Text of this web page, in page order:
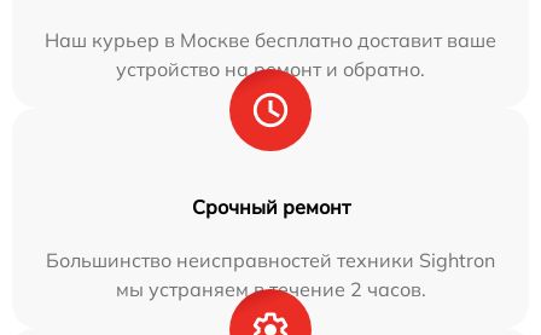
Наш курьер в Москве бесплатно доставит ваше
устройство на ремонт и обратно.
Срочный ремонт
Большинство неисправностей техники Sightron
мы устраняем в течение 2 часов.